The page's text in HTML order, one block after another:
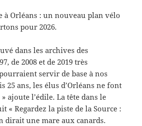
à Orléans : un nouveau plan vélo
pour 2026.
dans les archives des
de 2008 et de 2019 très
servir de base à nos
25 ans, les élus d’Orléans ne font
ajoute l’édile. La tête dans le
« Regardez la piste de la Source :
dirait une mare aux canards.